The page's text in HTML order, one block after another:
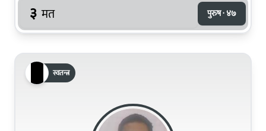
३ मत पुरुष · ४७
स्वतन्त्र